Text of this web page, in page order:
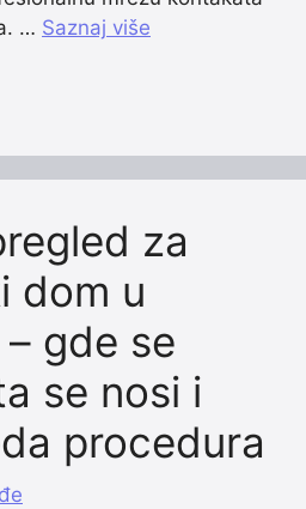
… Saznaj više
za
dom u
gde se
se nosi i
procedura